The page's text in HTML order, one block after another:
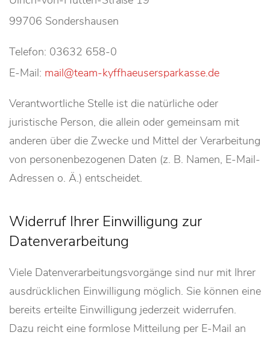
99706 Sondershausen
Telefon: 03632 658-0
E-Mail: mail@team-kyffhaeusersparkasse.de
Verantwortliche Stelle ist die natürliche oder
juristische Person, die allein oder gemeinsam mit
anderen über die Zwecke und Mittel der Verarbeitung
von personenbezogenen Daten (z. B. Namen, E-Mail-
Adressen o. Ä.) entscheidet.
Widerruf Ihrer Einwilligung zur
Datenverarbeitung
Viele Datenverarbeitungsvorgänge sind nur mit Ihrer
ausdrücklichen Einwilligung möglich. Sie können eine
bereits erteilte Einwilligung jederzeit widerrufen.
Dazu reicht eine formlose Mitteilung per E-Mail an